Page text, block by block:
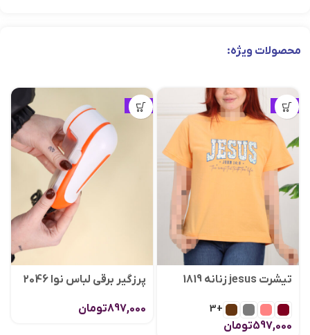
محصولات ویژه:
ویژه
تیشرت jesus زنانه 1819
+3
597,000تومان
ویژه
پرزگیر برقی لباس نوا 2046
897,000تومان